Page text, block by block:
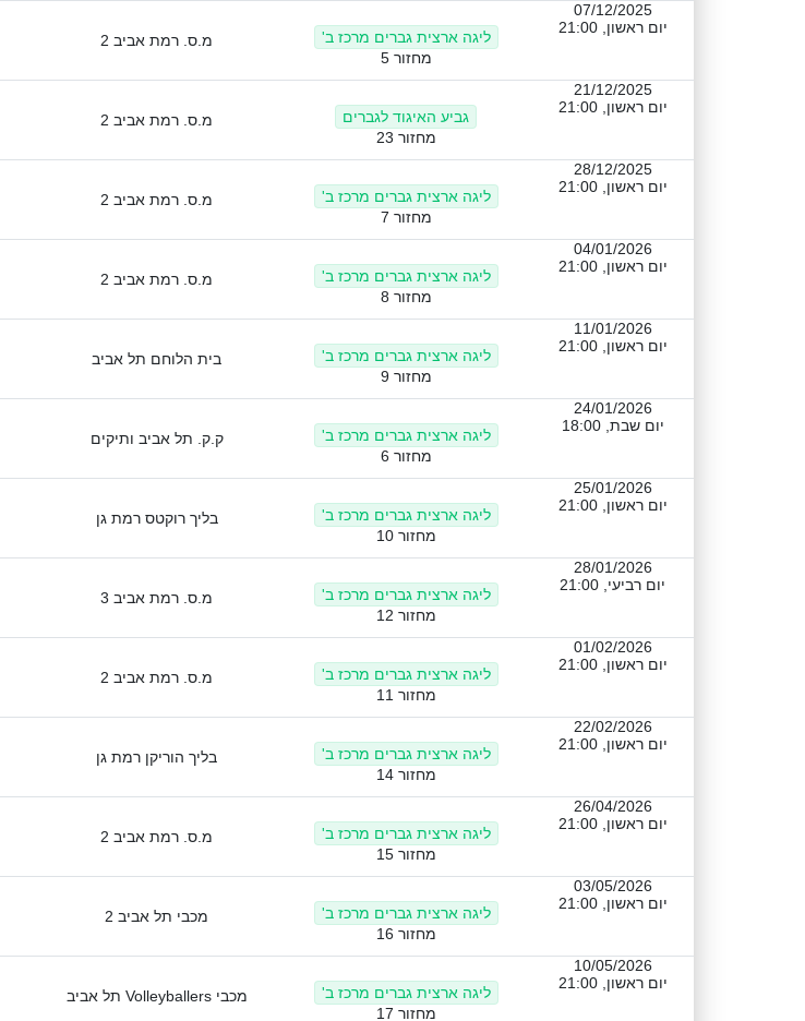
07/12/2025
יום ראשון, 21:00
ליגה ארצית גברים מרכז ב'
מחזור 5
מ.ס. רמת אביב 2
21/12/2025
יום ראשון, 21:00
גביע האיגוד לגברים
מחזור 23
מ.ס. רמת אביב 2
28/12/2025
יום ראשון, 21:00
ליגה ארצית גברים מרכז ב'
מחזור 7
מ.ס. רמת אביב 2
04/01/2026
יום ראשון, 21:00
ליגה ארצית גברים מרכז ב'
מחזור 8
מ.ס. רמת אביב 2
11/01/2026
יום ראשון, 21:00
ליגה ארצית גברים מרכז ב'
מחזור 9
בית הלוחם תל אביב
24/01/2026
יום שבת, 18:00
ליגה ארצית גברים מרכז ב'
מחזור 6
ק.ק. תל אביב ותיקים
25/01/2026
יום ראשון, 21:00
ליגה ארצית גברים מרכז ב'
מחזור 10
בליך רוקטס רמת גן
28/01/2026
יום רביעי, 21:00
ליגה ארצית גברים מרכז ב'
מחזור 12
מ.ס. רמת אביב 3
01/02/2026
יום ראשון, 21:00
ליגה ארצית גברים מרכז ב'
מחזור 11
מ.ס. רמת אביב 2
22/02/2026
יום ראשון, 21:00
ליגה ארצית גברים מרכז ב'
מחזור 14
בליך הוריקן רמת גן
26/04/2026
יום ראשון, 21:00
ליגה ארצית גברים מרכז ב'
מחזור 15
מ.ס. רמת אביב 2
03/05/2026
יום ראשון, 21:00
ליגה ארצית גברים מרכז ב'
מחזור 16
מכבי תל אביב 2
10/05/2026
יום ראשון, 21:00
ליגה ארצית גברים מרכז ב'
מחזור 17
מכבי Volleyballers תל אביב